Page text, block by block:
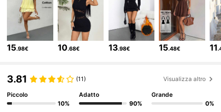
4.83 2.3M Follower
2.3M Follower
15.98€ 10.68€ 13.98€ 15.48€ 11
3.81 (11) Visualizza altro
Piccolo
10%
Adatto
90%
Grande
0%